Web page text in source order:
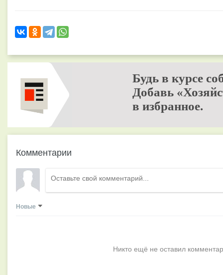
Будь в курсе
Добавь
в избранное.
Комментарии
Новые
Никто ещё не оставил